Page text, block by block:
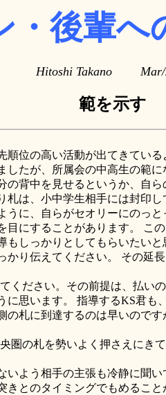
・後輩へ
Hitoshi Takano Mar/
範を示す
の高い活動が出てきている
たが、所属会の中高生の範に
背中を見せるというか、自ら
は、小中学生相手には封印
に、自らがセオリーにのっ
にすることがあります。 こ
しっかりとしてもらいたいと
り伝えてください。 その延
ださい。その前提は、払い
思います。 指導するKS君も
札に到達するのは早いので
の札を勢いよく押さえにき
よう相手の主張も冷静に聞い
とのタイミングでもめるこ